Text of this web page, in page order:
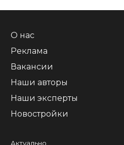
О нас
Реклама
Вакансии
Наши авторы
Наши эксперты
Новостройки
Актуально